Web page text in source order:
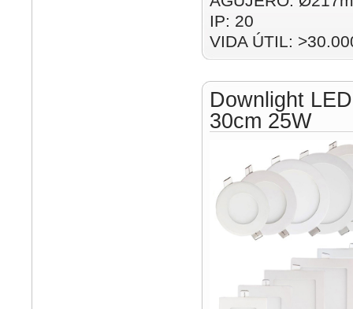
IP: 20
VIDA ÚTIL:
Downlight
30cm 25W